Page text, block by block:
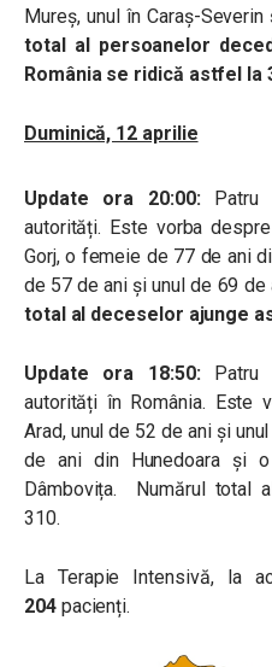
Mureș, unul în Caraș-
total al persoanelor
România se ridică astfel la
Duminică, 12 aprilie
Update ora 20:00:Patru
autorități. Este vorba
Gorj, o femeie de 77 de ani
de 57 de ani și unul de 69 de
total al deceselor ajunge
Update ora 18:50:Patru
autorități în România. Este
Arad, unul de 52 de ani și
de ani din Hunedoara și
Dâmbovița. Numărul total
310.
La Terapie Intensivă, la
204pacienți.